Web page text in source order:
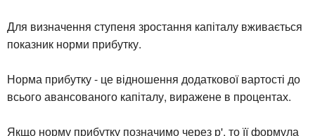
Для визначення ступеня зростання капіталу вживається
показник норми прибутку.
Норма прибутку - це відношення додаткової вартості до
всього авансованого капіталу, виражене в процентах.
Якщо норму прибутку позначимо через р', то її формула